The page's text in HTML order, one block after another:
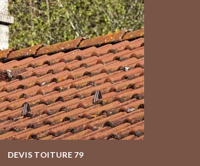
DEVIS TOITURE 79